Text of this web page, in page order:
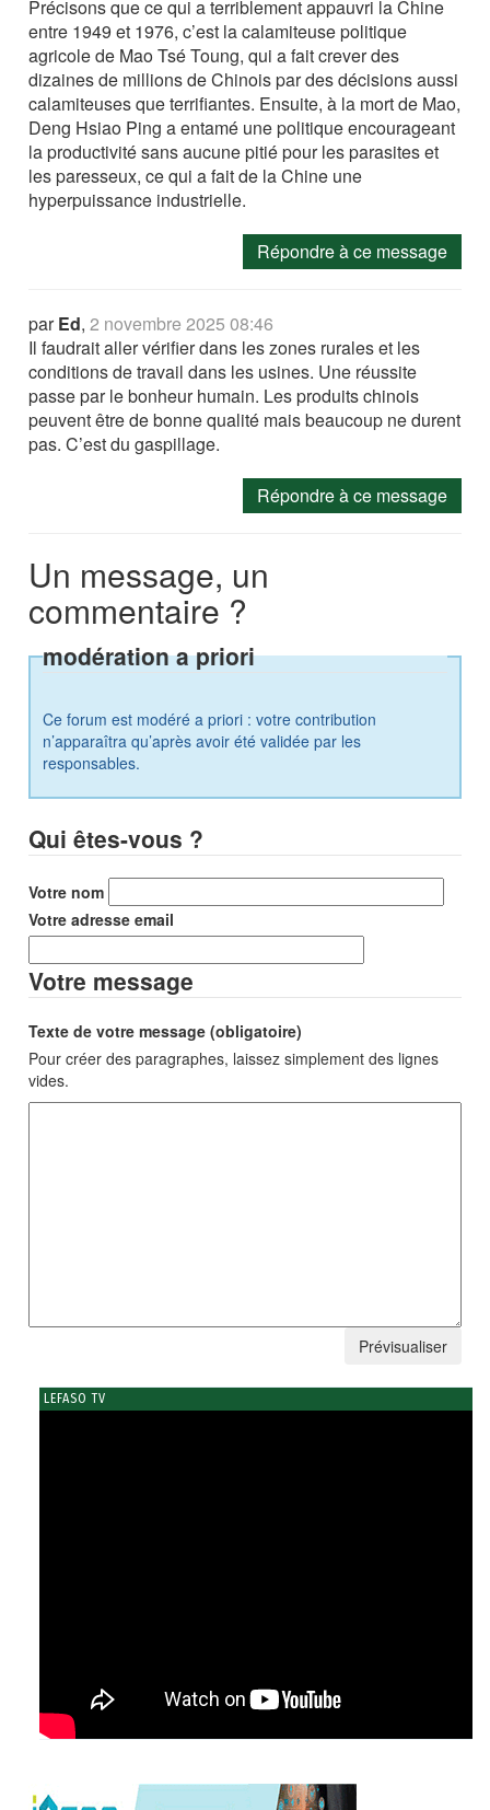
Précisons que ce qui a terriblement appauvri la Chine
entre 1949 et 1976, c’est la calamiteuse politique
agricole de Mao Tsé Toung, qui a fait crever des
dizaines de millions de Chinois par des décisions aussi
calamiteuses que terrifiantes. Ensuite, à la mort de Mao,
Deng Hsiao Ping a entamé une politique encourageant
la productivité sans aucune pitié pour les parasites et
les paresseux, ce qui a fait de la Chine une
hyperpuissance industrielle.
Répondre à ce message
parEd,2 novembre 2025 08:46
Il faudrait aller vérifier dans les zones rurales et les
conditions de travail dans les usines. Une réussite
passe par le bonheur humain. Les produits chinois
peuvent être de bonne qualité mais beaucoup ne durent
pas. C’est du gaspillage.
Répondre à ce message
Un message, un
commentaire ?
modération a priori
Ce forum est modéré a priori : votre contribution
n’apparaîtra qu’après avoir été validée par les
responsables.
Qui êtes-vous ?
Votre nom
Votre adresse email
Votre message
Texte de votre message (obligatoire)
Pour créer des paragraphes, laissez simplement des lignes
vides.
LEFASO TV